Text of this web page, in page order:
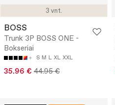
3 vnt.
BOSS
Trunk 3P BOSS ONE -
Bokseriai
S M L XL XXL
35.96 € 44.95 €